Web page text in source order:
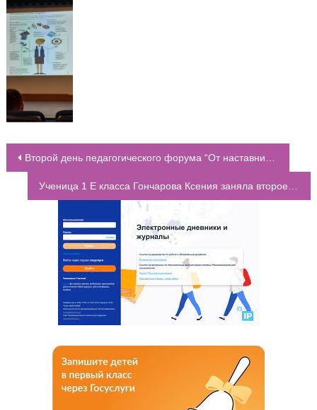
НАВИГАЦИЯ ПО ЗАПИСЯМ
Второй день педагогического форума “От наставничества к профессионализму молодых”